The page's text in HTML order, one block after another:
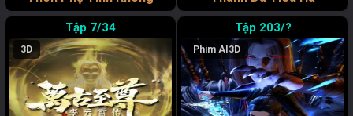
7/34
3D
203/?
Phim AI 3D